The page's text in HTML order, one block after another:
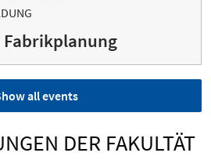
Fabrikplanung
all events
DER FAKULTÄT